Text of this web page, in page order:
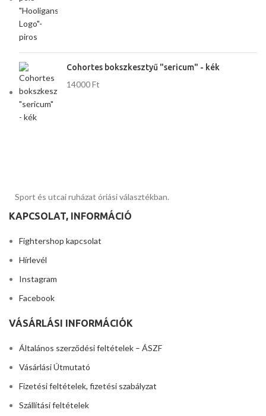
Cohortes bokszkesztyű "sericum" - kék
14000Ft
Sport és utcai ruházat óriási választékban.
KAPCSOLAT, INFORMÁCIÓ
Fightershop kapcsolat
Hírlevél
Instagram
Facebook
VÁSÁRLÁSI INFORMÁCIÓK
Általános szerződési feltételek – ÁSZF
Vásárlási Útmutató
Fizetési feltételek, fizetési szabályzat
Szállítási feltételek